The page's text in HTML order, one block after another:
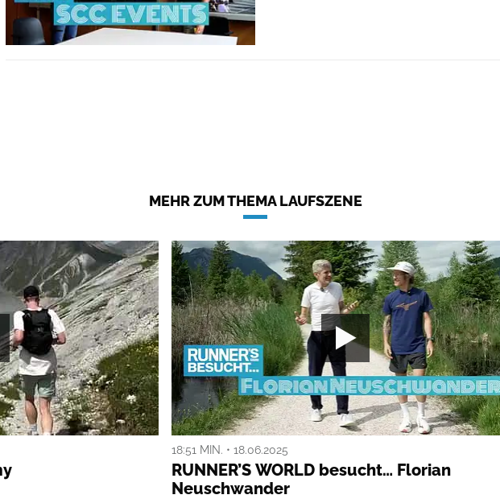
MEHR ZUM THEMA LAUFSZENE
18:51 MIN. • 18.06.2025
RUNNER’S WORLD besucht… Florian
Neuschwander